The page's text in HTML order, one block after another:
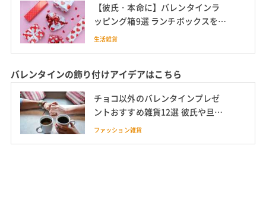
【彼氏・本命に】バレンタインラ
ッピング箱9選 ランチボックスを使
った入れ物も
生活雑貨
バレンタインの飾り付けアイデアはこちら
チョコ以外のバレンタインプレゼ
ントおすすめ雑貨12選 彼氏や旦那
さんへの本命に 意味も解説
ファッション雑貨